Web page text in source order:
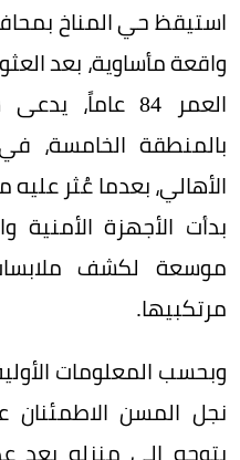
استيقظ حي المناخ
واقعة مأساوية، بعد
العمر 84
بالمنطقة الخامسة،
الأهالي، بعدما عُثر
بدأت الأجهزة
موسعة لكشف
مرتكبيها.
وبحسب المعلومات
نجل المسن الاطمئنان